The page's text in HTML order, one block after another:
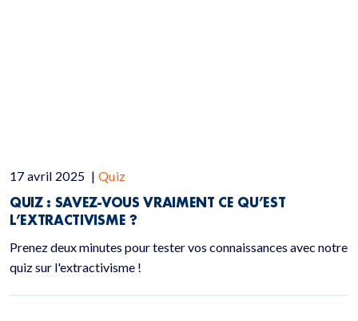
17 avril 2025 | Quiz
QUIZ : SAVEZ-VOUS VRAIMENT CE QU’EST
L’EXTRACTIVISME ?
Prenez deux minutes pour tester vos connaissances avec notre
quiz sur l'extractivisme !